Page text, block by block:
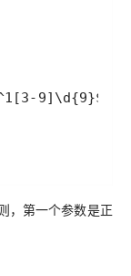
，第一个参数是正